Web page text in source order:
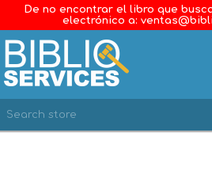
De no encontrar el libro que
electrónico a: